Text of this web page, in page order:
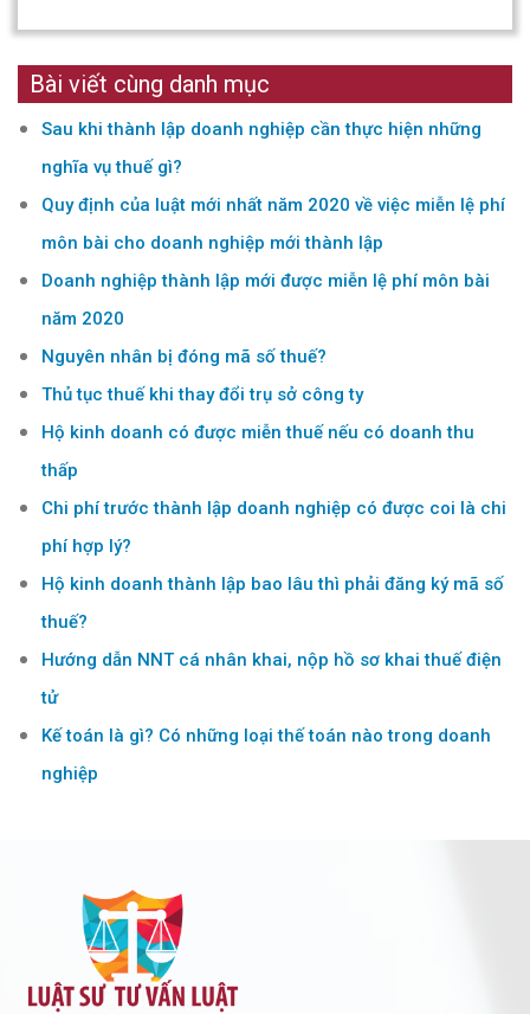
Bài viết cùng danh mục
Sau khi thành lập doanh nghiệp cần thực hiện những
nghĩa vụ thuế gì?
Quy định của luật mới nhất năm 2020 về việc miễn lệ phí
môn bài cho doanh nghiệp mới thành lập
Doanh nghiệp thành lập mới được miễn lệ phí môn bài
năm 2020
Nguyên nhân bị đóng mã số thuế?
Thủ tục thuế khi thay đổi trụ sở công ty
Hộ kinh doanh có được miễn thuế nếu có doanh thu
thấp
Chi phí trước thành lập doanh nghiệp có được coi là chi
phí hợp lý?
Hộ kinh doanh thành lập bao lâu thì phải đăng ký mã số
thuế?
Hướng dẫn NNT cá nhân khai, nộp hồ sơ khai thuế điện
tử
Kế toán là gì? Có những loại thế toán nào trong doanh
nghiệp